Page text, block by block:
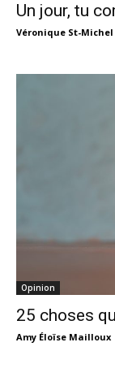
Un jour, tu
Véronique St-Michel
Opinion
25 choses
Amy Éloïse Mailloux